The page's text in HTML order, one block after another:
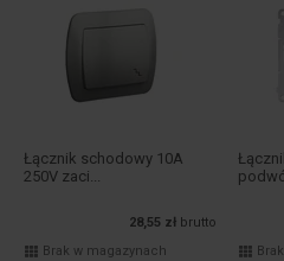
Łącznik schodowy 10A
250V zaci...
28,55 zł
brutto
Brak w magazynach